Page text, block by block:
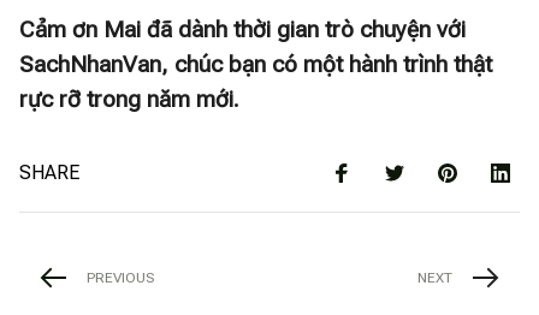
Cảm ơn Mai đã dành thời gian trò chuyện với
SachNhanVan, chúc bạn có một hành trình thật
rực rỡ trong năm mới.
SHARE
PREVIOUS NEXT